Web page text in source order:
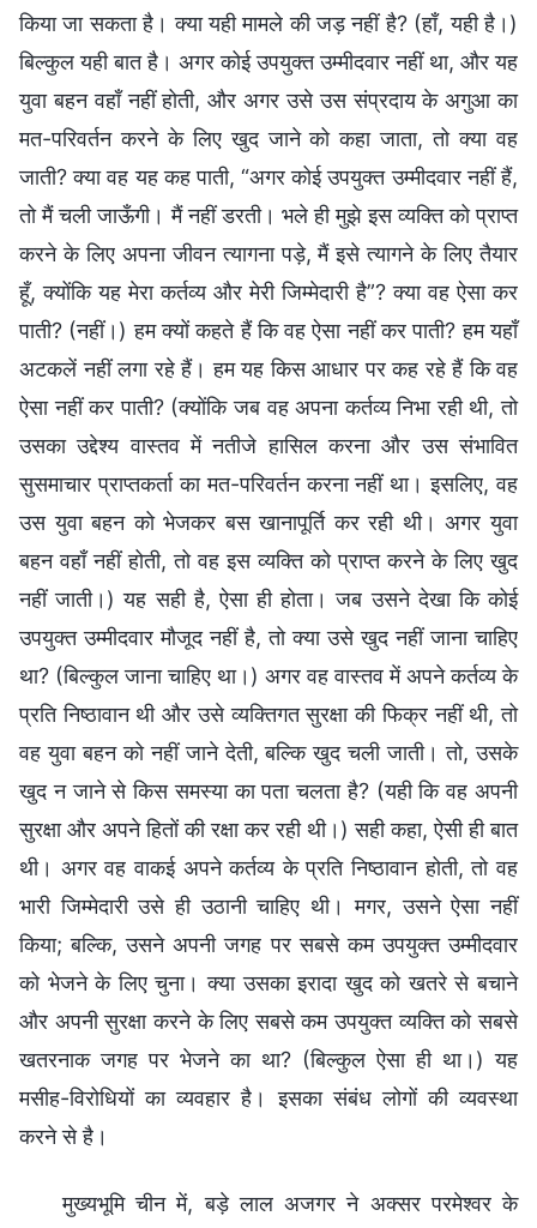
किया जा सकता है। क्या यही मामले की जड़ नहीं है? (हाँ, यही है।)
बिल्कुल यही बात है। अगर कोई उपयुक्त उम्मीदवार नहीं था, और यह
युवा बहन वहाँ नहीं होती, और अगर उसे उस संप्रदाय के अगुआ का
मत-परिवर्तन करने के लिए खुद जाने को कहा जाता, तो क्या वह
जाती? क्या वह यह कह पाती, “अगर कोई उपयुक्त उम्मीदवार नहीं हैं,
तो मैं चली जाऊँगी। मैं नहीं डरती। भले ही मुझे इस व्यक्ति को प्राप्त
करने के लिए अपना जीवन त्यागना पड़े, मैं इसे त्यागने के लिए तैयार
हूँ, क्योंकि यह मेरा कर्तव्य और मेरी जिम्मेदारी है”? क्या वह ऐसा कर
पाती? (नहीं।) हम क्यों कहते हैं कि वह ऐसा नहीं कर पाती? हम यहाँ
अटकलें नहीं लगा रहे हैं। हम यह किस आधार पर कह रहे हैं कि वह
ऐसा नहीं कर पाती? (क्योंकि जब वह अपना कर्तव्य निभा रही थी, तो
उसका उद्देश्य वास्तव में नतीजे हासिल करना और उस संभावित
सुसमाचार प्राप्तकर्ता का मत-परिवर्तन करना नहीं था। इसलिए, वह
उस युवा बहन को भेजकर बस खानापूर्ति कर रही थी। अगर युवा
बहन वहाँ नहीं होती, तो वह इस व्यक्ति को प्राप्त करने के लिए खुद
नहीं जाती।) यह सही है, ऐसा ही होता। जब उसने देखा कि कोई
उपयुक्त उम्मीदवार मौजूद नहीं है, तो क्या उसे खुद नहीं जाना चाहिए
था? (बिल्कुल जाना चाहिए था।) अगर वह वास्तव में अपने कर्तव्य के
प्रति निष्ठावान थी और उसे व्यक्तिगत सुरक्षा की फिक्र नहीं थी, तो
वह युवा बहन को नहीं जाने देती, बल्कि खुद चली जाती। तो, उसके
खुद न जाने से किस समस्या का पता चलता है? (यही कि वह अपनी
सुरक्षा और अपने हितों की रक्षा कर रही थी।) सही कहा, ऐसी ही बात
थी। अगर वह वाकई अपने कर्तव्य के प्रति निष्ठावान होती, तो वह
भारी जिम्मेदारी उसे ही उठानी चाहिए थी। मगर, उसने ऐसा नहीं
किया; बल्कि, उसने अपनी जगह पर सबसे कम उपयुक्त उम्मीदवार
को भेजने के लिए चुना। क्या उसका इरादा खुद को खतरे से बचाने
और अपनी सुरक्षा करने के लिए सबसे कम उपयुक्त व्यक्ति को सबसे
खतरनाक जगह पर भेजने का था? (बिल्कुल ऐसा ही था।) यह
मसीह-विरोधियों का व्यवहार है। इसका संबंध लोगों की व्यवस्था
करने से है।
मुख्यभूमि चीन में, बड़े लाल अजगर ने अक्सर परमेश्वर के